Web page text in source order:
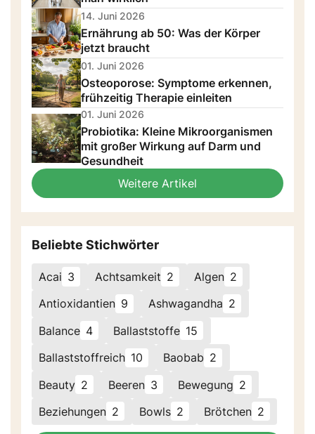
14. Juni 2026
Ernährung ab 50: Was der Körper
jetzt braucht
01. Juni 2026
Osteoporose: Symptome erkennen,
frühzeitig Therapie einleiten
01. Juni 2026
Probiotika: Kleine Mikroorganismen
mit großer Wirkung auf Darm und
Gesundheit
Weitere Artikel
Beliebte Stichwörter
Acai 3 Achtsamkeit 2 Algen 2
Antioxidantien 9 Ashwagandha 2
Balance 4 Ballaststoffe 15
Ballaststoffreich 10 Baobab 2
Beauty 2 Beeren 3 Bewegung 2
Beziehungen 2 Bowls 2 Brötchen 2